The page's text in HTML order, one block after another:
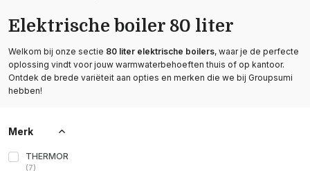
Elektrische boiler 80 liter
Welkom bij onze sectie 80 liter elektrische boilers, waar je de perfecte
oplossing vindt voor jouw warmwaterbehoeften thuis of op kantoor.
Ontdek de brede variëteit aan opties en merken die we bij Groupsumi
hebben!
Merk
THERMOR
(7)